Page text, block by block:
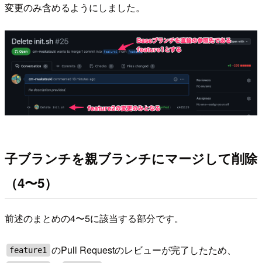
変更のみ含めるようにしました。
子ブランチを親ブランチにマージして削除
（4〜5）
前述のまとめの4〜5に該当する部分です。
feature1 のPull Requestのレビューが完了したため、